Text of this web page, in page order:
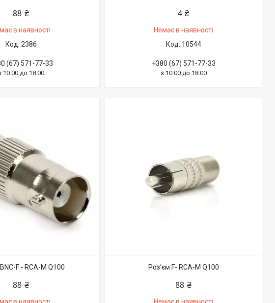
88 ₴
в наявності
2386
(67) 571-77-33
10.00 до 18.00
4 ₴
Немає в наявності
10544
+380 (67) 571-77-33
з 10.00 до 18.00
F - RCA-M Q100
88 ₴
Роз'єм F- RCA-M Q100
88 ₴